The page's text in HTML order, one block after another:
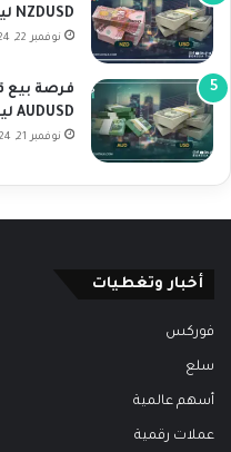
NZDUSD ليوم 22-11-2024
نوفمبر 22, 2024
فرصة بيع
AUDUSD ليوم 21-11-2024
نوفمبر 21, 2024
أخبار وتغطيات
فوركس
سلع
أسهم عالمية
عملات رقمية